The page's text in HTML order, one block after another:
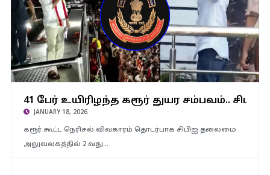
41 பேர் உயிரிழந்த கரூர் துயர சம்பவம்.. சிபிஐ 2ஆம் கட்ட
விசாரணைக்கு புறப்பட்ட விஜய்..!
41 பேர் உயிரிழந்த கரூர் துயர சம்பவம்.. சிப
JANUARY 18, 2026
கரூர் கூட்ட நெரிசல் விவகாரம் தொடர்பாக சிபிஐ தலைமை
அலுவலகத்தில் 2 வது…